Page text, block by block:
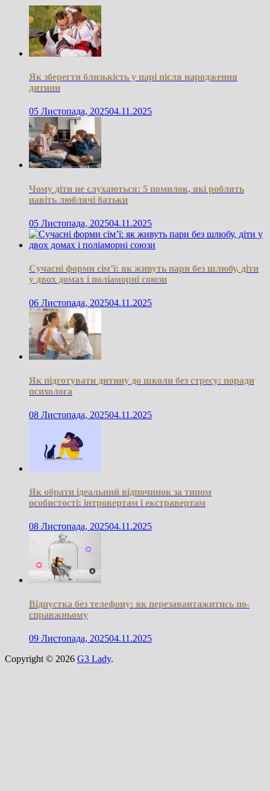
Як зберегти близькість у парі після народження
дитини
05 Листопада, 202504.11.2025
Чому діти не слухаються: 5 помилок, які роблять
навіть люблячі батьки
05 Листопада, 202504.11.2025
Сучасні форми сім’ї: як живуть пари без шлюбу, діти
у двох домах і поліаморні союзи
06 Листопада, 202504.11.2025
Як підготувати дитину до школи без стресу: поради
психолога
08 Листопада, 202504.11.2025
Як обрати ідеальний відпочинок за типом
особистості: інтровертам і екстравертам
08 Листопада, 202504.11.2025
Відпустка без телефону: як перезавантажитись по-
справжньому
09 Листопада, 202504.11.2025
Copyright © 2026 G3 Lady.